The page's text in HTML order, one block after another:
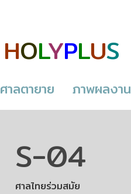
HOLYPLUS
ศาลตายาย ภาพผลงาน
S-04
ศาลไทยร่วมสมัย